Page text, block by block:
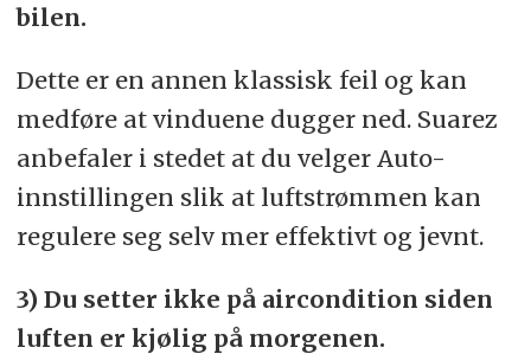
bilen.
Dette er en annen klassisk feil og kan
medføre at vinduene dugger ned. Suarez
anbefaler i stedet at du velger Auto-
innstillingen slik at luftstrømmen kan
regulere seg selv mer effektivt og jevnt.
3) Du setter ikke på aircondition siden
luften er kjølig på morgenen.